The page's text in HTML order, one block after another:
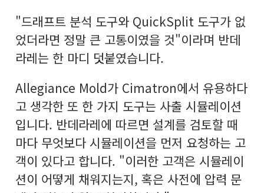
"드래프트 분석 도구와 QuickSplit 도구가 없
었더라면 정말 큰 고통이였을 것"이라며 반데
라레는 한 마디 덧붙였습니다.
Allegiance Mold가 Cimatron에서 유용하다
고 생각한 또 한 가지 도구는 사출 시뮬레이션
입니다. 반데라레에 따르면 설계를 검토할 때
마다 무엇보다 시뮬레이션을 먼저 요청하는 고
객이 있다고 합니다. "이러한 고객은 시뮬레이
션이 어떻게 채워지는지, 혹은 사전에 압력 문